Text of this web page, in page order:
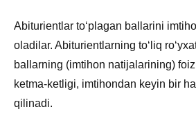
Abiturientlar toʻplagan ballarini
oladilar. Abiturientlarning toʻliq
ballarning (imtihon natijalarining)
ketma-ketligi, imtihondan keyin bir
qilinadi.